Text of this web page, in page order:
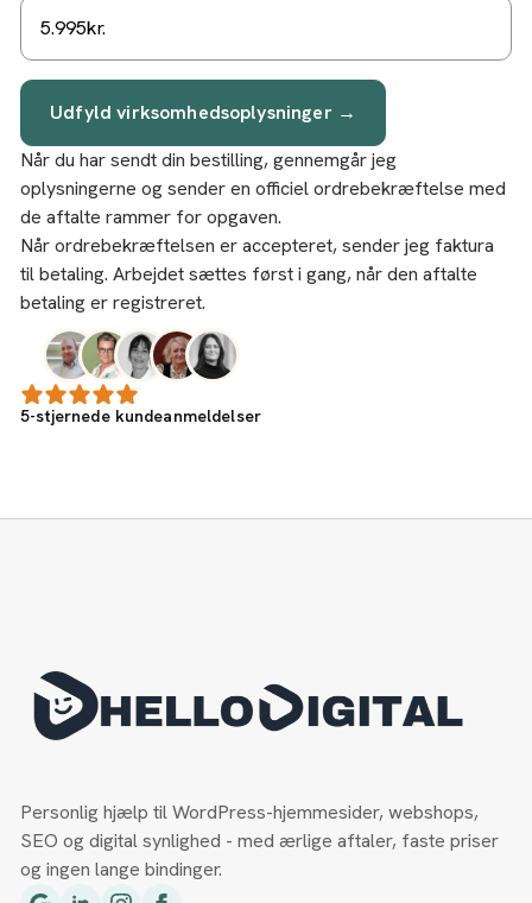
Udfyld virksomhedsoplysninger →
Når du har sendt din bestilling, gennemgår jeg
oplysningerne og sender en officiel ordrebekræftelse med
de aftalte rammer for opgaven.
Når ordrebekræftelsen er accepteret, sender jeg faktura
til betaling. Arbejdet sættes først i gang, når den aftalte
betaling er registreret.
5-stjernede kundeanmeldelser
Personlig hjælp til WordPress-hjemmesider, webshops,
SEO og digital synlighed - med ærlige aftaler, faste priser
og ingen lange bindinger.